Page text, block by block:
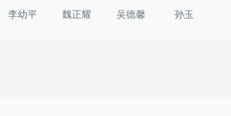
李幼平 魏正耀 吴德馨 孙玉